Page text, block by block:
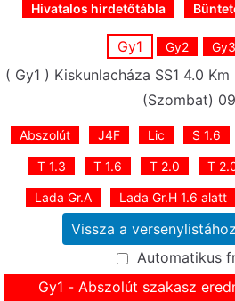
Hivatalos hirdetőtábla
Gy1 Gy2 Gy3
( Gy1 ) Kiskunlacháza SS1 4.0
(Szombat)
Abszolút J4F Lic S 1.6
T 1.3 T 1.6 T 2.0 T
Lada Gr.A Lada Gr.H 1.6 alatt
Automatikus
Gy1 - Abszolút szakasz